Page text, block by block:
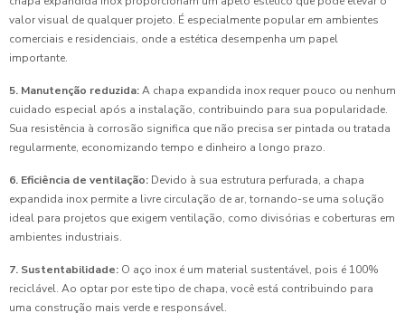
valor visual de qualquer projeto. É especialmente popular em ambientes
comerciais e residenciais, onde a estética desempenha um papel
importante.
5. Manutenção reduzida:A chapa expandida inox requer pouco ou nenhum
cuidado especial após a instalação, contribuindo para sua popularidade.
Sua resistência à corrosão significa que não precisa ser pintada ou tratada
regularmente, economizando tempo e dinheiro a longo prazo.
6. Eficiência de ventilação: Devido à sua estrutura perfurada, a chapa
expandida inox permite a livre circulação de ar, tornando-se uma solução
ideal para projetos que exigem ventilação, como divisórias e coberturas em
ambientes industriais.
7. Sustentabilidade: O aço inox é um material sustentável, pois é 100%
reciclável. Ao optar por este tipo de chapa, você está contribuindo para
uma construção mais verde e responsável.